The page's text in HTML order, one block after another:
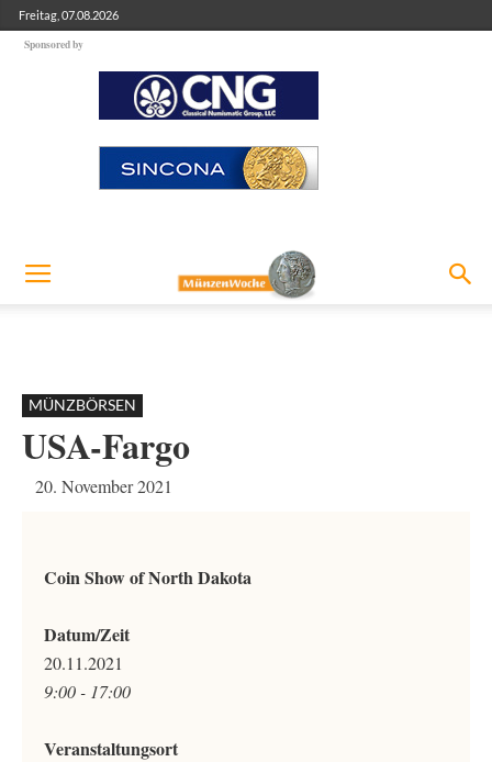
Freitag, 07.08.2026
Sponsored by
MÜNZBÖRSEN
USA-Fargo
20. November 2021
Coin Show of North Dakota
Datum/Zeit
20.11.2021
9:00 - 17:00
Veranstaltungsort